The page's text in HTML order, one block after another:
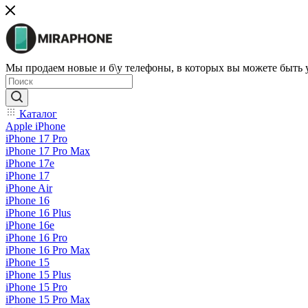
Мы продаем новые и б\у телефоны, в которых вы можете быть
Каталог
Apple iPhone
iPhone 17 Pro
iPhone 17 Pro Max
iPhone 17e
iPhone 17
iPhone Air
iPhone 16
iPhone 16 Plus
iPhone 16e
iPhone 16 Pro
iPhone 16 Pro Max
iPhone 15
iPhone 15 Plus
iPhone 15 Pro
iPhone 15 Pro Max